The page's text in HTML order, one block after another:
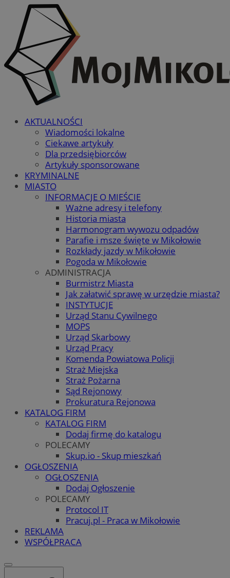
AKTUALNOŚCI
Wiadomości lokalne
Ciekawe artykuły
Dla przedsiębiorców
Artykuły sponsorowane
KRYMINALNE
MIASTO
INFORMACJE O MIEŚCIE
Ważne adresy i telefony
Historia miasta
Harmonogram wywozu odpadów
Parafie i msze święte w Mikołowie
Rozkłady jazdy w Mikołowie
Pogoda w Mikołowie
ADMINISTRACJA
Burmistrz Miasta
Jak załatwić sprawę w urzędzie miasta?
INSTYTUCJE
Urząd Stanu Cywilnego
MOPS
Urząd Skarbowy
Urząd Pracy
Komenda Powiatowa Policji
Straż Miejska
Straż Pożarna
Sąd Rejonowy
Prokuratura Rejonowa
KATALOG FIRM
KATALOG FIRM
Dodaj firmę do katalogu
POLECAMY
Skup.io - Skup mieszkań
OGŁOSZENIA
OGŁOSZENIA
Dodaj Ogłoszenie
POLECAMY
Protocol IT
Pracuj.pl - Praca w Mikołowie
REKLAMA
WSPÓŁPRACA